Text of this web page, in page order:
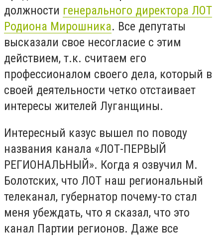
должности генерального директора ЛОТ
Родиона Мирошника. Все депутаты
высказали свое несогласие с этим
действием, т.к. считаем его
профессионалом своего дела, который в
своей деятельности четко отстаивает
интересы жителей Луганщины.
Интересный казус вышел по поводу
названия канала «ЛОТ-ПЕРВЫЙ
РЕГИОНАЛЬНЫЙ». Когда я озвучил М.
Болотских, что ЛОТ наш региональный
телеканал, губернатор почему-то стал
меня убеждать, что я сказал, что это
канал Партии регионов. Даже все